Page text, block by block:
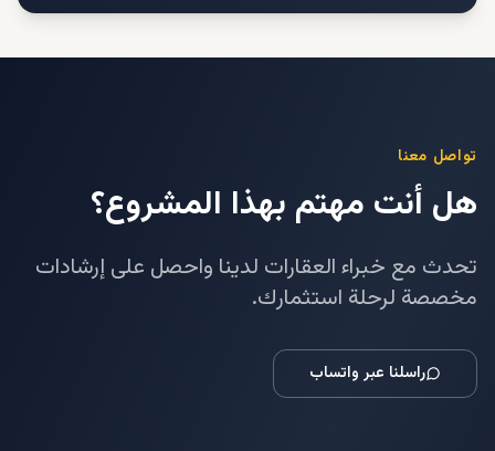
تواصل معنا
هل أنت مهتم بهذا المشروع؟
تحدث مع خبراء العقارات لدينا واحصل على إرشادات
مخصصة لرحلة استثمارك.
راسلنا عبر واتساب